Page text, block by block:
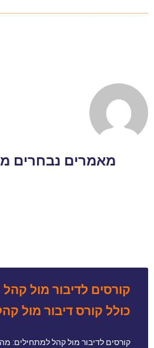
מאמרים נבחרים
קורסים לדיבור מול
כולל קורס דיבור מול
קורסים לדיבור מול קהל למתחילים: